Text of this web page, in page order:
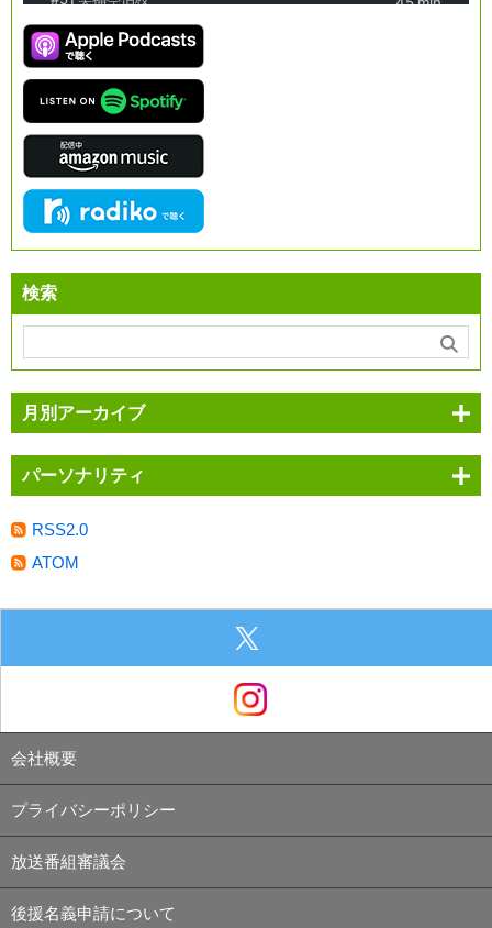
検索
月別アーカイブ
パーソナリティ
RSS2.0
ATOM
会社概要
プライバシーポリシー
放送番組審議会
後援名義申請について